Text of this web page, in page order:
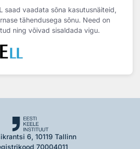
saad vaadata sõna kasutusnäiteid,
tähendusega sõnu. Need on
ning võivad sisaldada vigu.
6, 10119 Tallinn
70004011